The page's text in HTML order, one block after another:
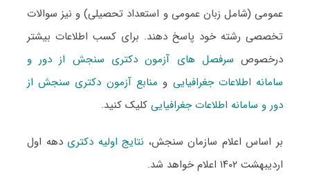
عمومی (شامل زبان عمومی و استعداد تحصیلی) و نیز سوالات
تخصصی رشته خود پاسخ دهند. برای کسب اطلاعات بیشتر
درخصوص سرفصل های آزمون دکتری سنجش از دور و
سامانه اطلاعات جغرافیایی و منابع آزمون دکتری سنجش از
دور و سامانه اطلاعات جغرافیاییکلیک کنید.
بر اساس اعلام سازمان سنجش، نتایج اولیه دکتری دهه اول
اردیبهشت ۱۴۰۲ اعلام خواهد شد.